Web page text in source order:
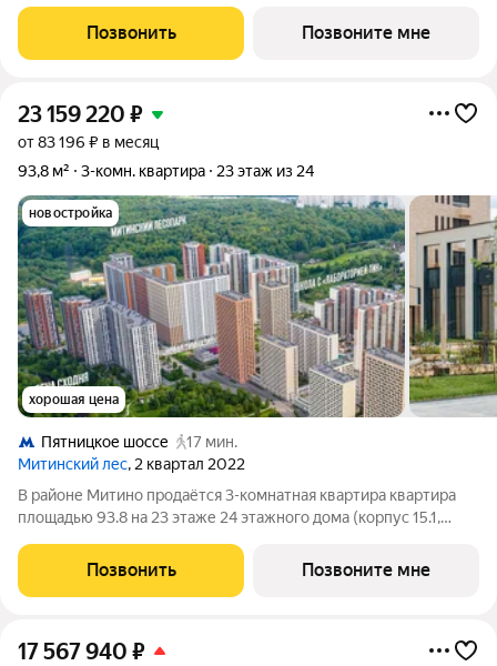
минут пешком до станции метро «Пятницкое шоссе». 8 минут
на автомобиле до
Позвонить Позвоните мне
23 159 220 ₽
от 83 196 ₽ в месяц
93,8 м²
3-комн. квартира 23 этаж из 24
новостройка
хорошая цена
Пятницкое шоссе
17 мин.
Митинский лес, 2 квартал 2022
В районе Митино продаётся 3-комнатная квартира квартира
площадью 93.8 на 23 этаже 24 этажного дома (корпус 15.1,
расположение 20 минут пешком до станции метро
«Пятницкое шоссе». 8 минут на автомобиле
Позвонить Позвоните мне
17 567 940 ₽